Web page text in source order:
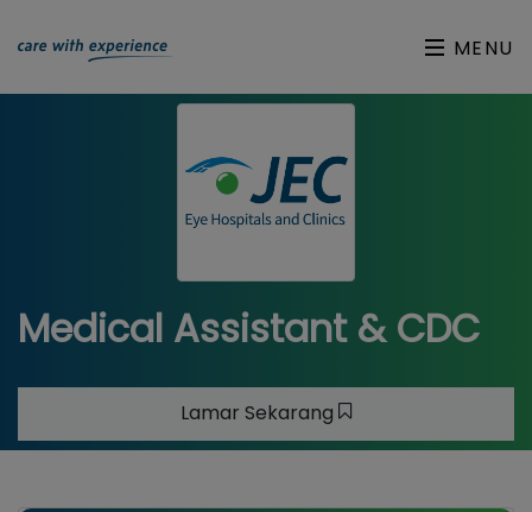
MENU
Medical Assistant & CDC
Lamar Sekarang